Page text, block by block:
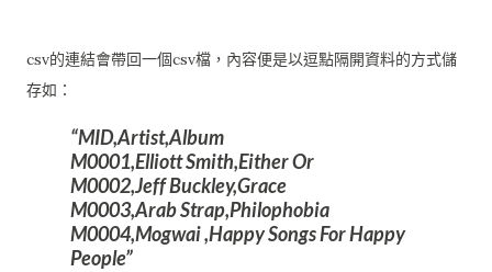
csv的連結會帶回一個csv檔，內容便是以逗點隔開資料的方式儲
存如：
MID,Artist,Album
M0001,Elliott Smith,Either Or
M0002,Jeff Buckley,Grace
M0003,Arab Strap,Philophobia
M0004,Mogwai ,Happy Songs For Happy
People